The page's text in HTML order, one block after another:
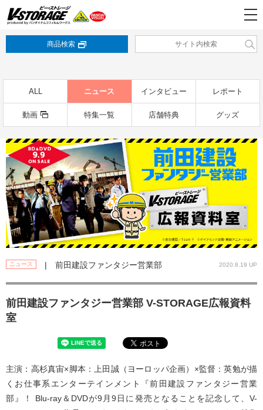
商品検索
ALL ニュース インタビュー レポート
動画 特集一覧 店舗特典 グッズ
ニュース | 前田建設ファンタジー営業部 2020.8.19 UP
前田建設ファンタジー営業部 V-STORAGE広報資料
室
主演：高杉真宙×脚本：上田誠（ヨーロッパ企画）×監督：英勉が描
くお仕事系エンターテインメント『前田建設ファンタジー営業
部』！ Blu-ray＆DVDが9月9日に発売となることを記念して、V-